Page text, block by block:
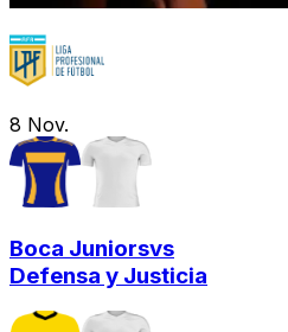
8 Nov.
Boca Juniorsvs
Defensa y Justicia